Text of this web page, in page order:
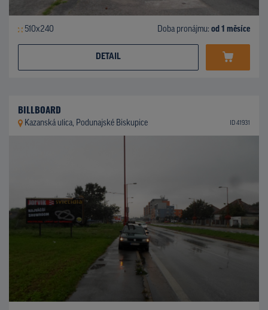
510x240 Doba pronájmu: od 1 měsíce
DETAIL
BILLBOARD
Kazanská ulica, Podunajské Biskupice ID 41931